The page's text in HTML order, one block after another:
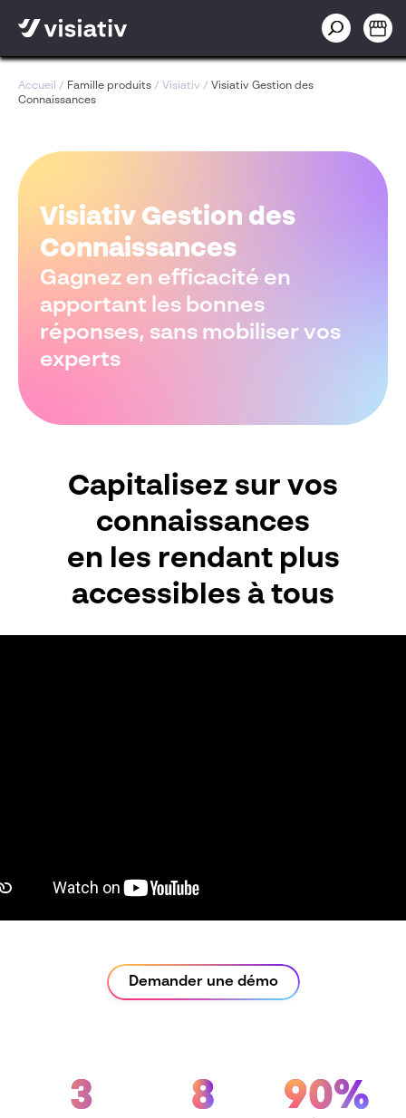
Accueil / Famille produits / Visiativ / Visiativ Gestion des
Connaissances
Visiativ Gestion des
Connaissances
Gagnez en efficacité en
apportant les bonnes
réponses, sans mobiliser vos
experts
Capitalisez sur vos
connaissances
en les rendant plus
accessibles à tous
Demander une démo
3
8 90%